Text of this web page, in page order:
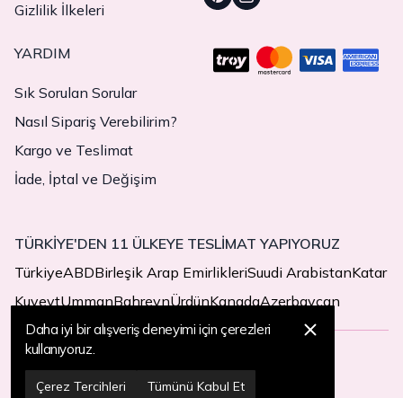
Gizlilik İlkeleri
YARDIM
Sık Sorulan Sorular
Nasıl Sipariş Verebilirim?
Kargo ve Teslimat
İade, İptal ve Değişim
TÜRKİYE'DEN 11 ÜLKEYE TESLİMAT YAPIYORUZ
TürkiyeABDBirleşik Arap EmirlikleriSuudi ArabistanKatar
KuveytUmmanBahreynÜrdünKanadaAzerbaycan
© 2025 MegaButik -Her Hakkı Saklıdır
Daha iyi bir alışveriş deneyimi için çerezleri
kullanıyoruz.
Çerez Tercihleri Tümünü Kabul Et